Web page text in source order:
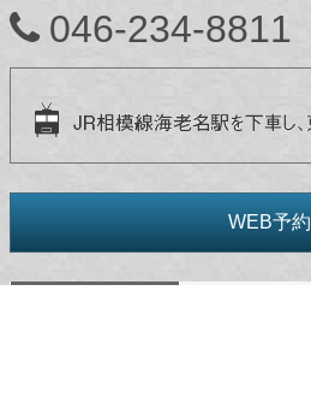
046-234-8811
WEB予約